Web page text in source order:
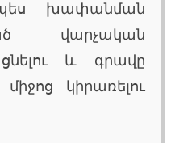
խափանման
վարչական
և գրավը
կիրառելու